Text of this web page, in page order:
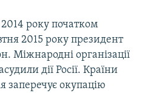
року початком
2015 року президент
Міжнародні організації
дії Росії. Країни
заперечує окупацію